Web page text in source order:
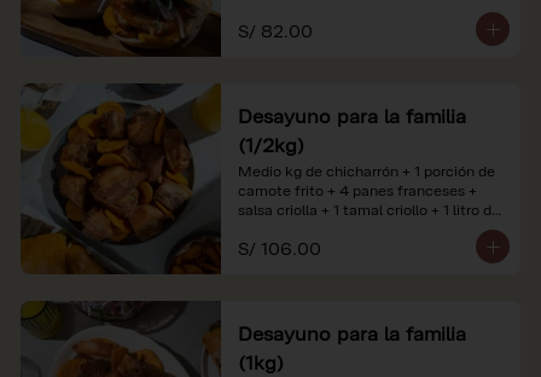
*Nuestros precios están expresados en
soles e incluyen impuestos de ley y
S/ 82.00
Desayuno para la familia
(1/2kg)
Medio kg de chicharrón + 1 porción de
camote frito + 4 panes franceses +
salsa criolla + 1 tamal criollo + 1 litro de
*Nuestros precios están expresados en
referenciales.
S/ 106.00
Desayuno para la familia
(1kg)